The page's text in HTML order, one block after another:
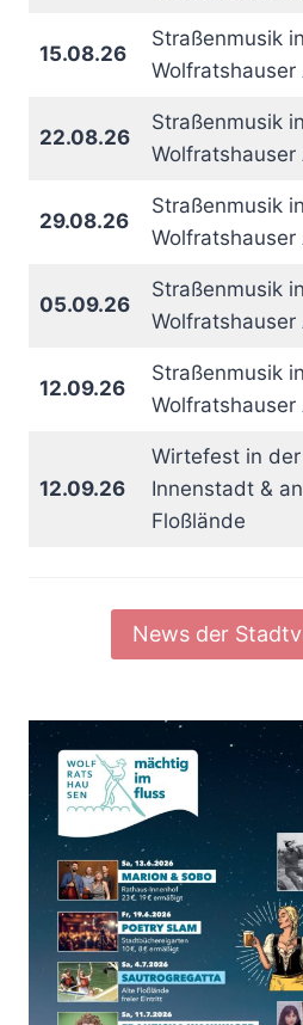
15.08.26
Straßenmusik
22.08.26
Straßenmusik
29.08.26
Straßenmusik
05.09.26
Straßenmusik
12.09.26
Straßenmusik
12.09.26
Wirtefest in
Innenstadt &
Floßlände
News der